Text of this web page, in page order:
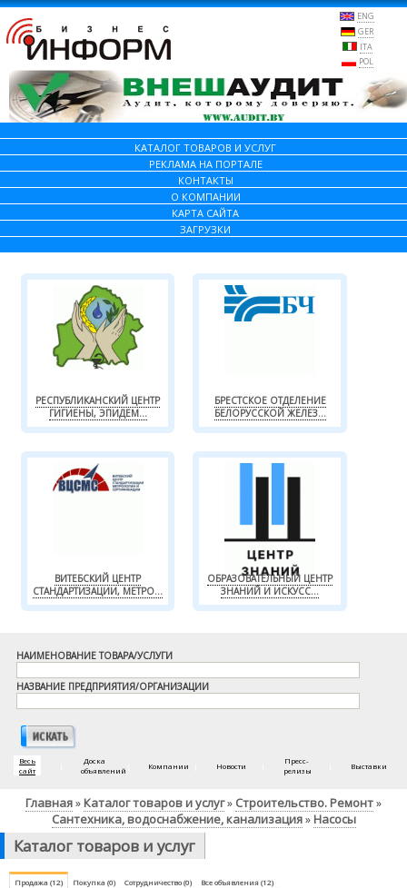
ENG
GER
ITA
POL
КАТАЛОГ ТОВАРОВ И УСЛУГ
РЕКЛАМА НА ПОРТАЛЕ
КОНТАКТЫ
О КОМПАНИИ
КАРТА САЙТА
ЗАГРУЗКИ
РЕСПУБЛИКАНСКИЙ ЦЕНТР
ГИГИЕНЫ, ЭПИДЕМ...
БРЕСТСКОЕ ОТДЕЛЕНИЕ
БЕЛОРУССКОЙ ЖЕЛЕЗ...
ВИТЕБСКИЙ ЦЕНТР
СТАНДАРТИЗАЦИИ, МЕТРО...
ОБРАЗОВАТЕЛЬНЫЙ ЦЕНТР
ЗНАНИЙ И ИСКУСС...
НАИМЕНОВАНИЕ ТОВАРА/УСЛУГИ
НАЗВАНИЕ ПРЕДПРИЯТИЯ/ОРГАНИЗАЦИИ
Весь
сайт
Доска
объявлений
Компании Новости
Пресс-
релизы
Выставки
Главная» Каталог товаров и услуг» Строительство. Ремонт»
Сантехника, водоснабжение, канализация» Насосы
Каталог товаров и услуг
Продажа (12) Покупка (0) Сотрудничество (0) Все объявления (12)